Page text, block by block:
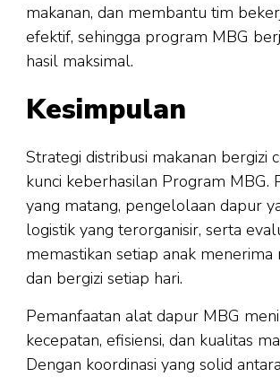
makanan, dan membantu tim
efektif, sehingga program MBG
hasil maksimal.
Kesimpulan
Strategi distribusi makanan bergizi
kunci keberhasilan Program MBG.
yang matang, pengelolaan dapur
logistik yang terorganisir, serta
memastikan setiap anak menerima
dan bergizi setiap hari.
Pemanfaatan alat dapur MBG
kecepatan, efisiensi, dan kualitas
Dengan koordinasi yang solid